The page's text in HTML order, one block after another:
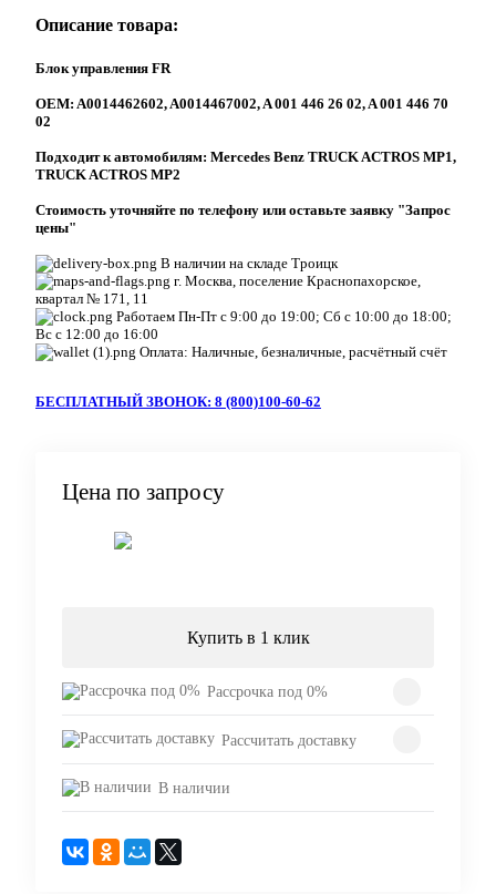
Описание товара:
Блок управления FR
ОEM: A0014462602, A0014467002, A 001 446 26 02, A 001 446 70
02
Подходит к автомобилям: Mercedes Benz TRUCK ACTROS MP1,
TRUCK ACTROS MP2
Стоимость уточняйте по телефону или оставьте заявку "Запрос
цены"
В наличии на складе Троицк
г. Москва, поселение Краснопахорское,
квартал № 171, 11
Работаем Пн-Пт с 9:00 до 19:00; Сб с 10:00 до 18:00;
Вс с 12:00 до 16:00
Оплата: Наличные, безналичные, расчётный счёт
БЕСПЛАТНЫЙ ЗВОНОК: 8 (800)100-60-62
Цена по запросу
Купить в 1 клик
Рассрочка под 0%
Рассчитать доставку
В наличии